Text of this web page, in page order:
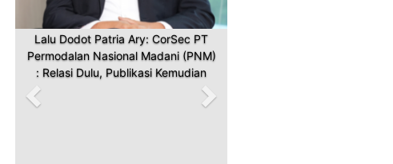
Lalu Dodot Patria Ary: CorSec PT
Permodalan Nasional Madani (PNM)
: Relasi Dulu, Publikasi Kemudian